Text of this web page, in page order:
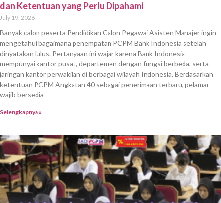
dan Ketentuan yang Perlu Dipahami
July 19, 2026
Banyak calon peserta Pendidikan Calon Pegawai Asisten Manajer ingin
mengetahui bagaimana penempatan PCPM Bank Indonesia setelah
dinyatakan lulus. Pertanyaan ini wajar karena Bank Indonesia
mempunyai kantor pusat, departemen dengan fungsi berbeda, serta
jaringan kantor perwakilan di berbagai wilayah Indonesia. Berdasarkan
ketentuan PCPM Angkatan 40 sebagai penerimaan terbaru, pelamar
wajib bersedia
Selengkapnya »